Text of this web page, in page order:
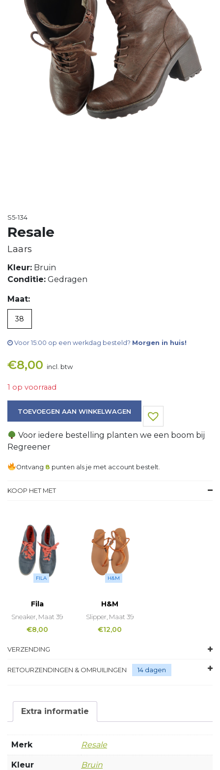
S5-134
Resale
Laars
Kleur: Bruin
Conditie: Gedragen
Maat:
38
Voor 15:00 op een werkdag besteld? Morgen in huis!
€8,00 incl. btw
1 op voorraad
TOEVOEGEN AAN WINKELWAGEN
Voor iedere bestelling planten we een boom bij
Regreener
Ontvang 8 punten als je met account bestelt.
KOOP HET MET
FILA
Fila
Sneaker, Maat 39
€8,00
H&M
H&M
Slipper, Maat 39
€12,00
VERZENDING
RETOURZENDINGEN & OMRUILINGEN 14 dagen
Extra informatie
Merk Resale
Kleur Bruin